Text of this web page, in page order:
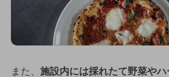
また、 施設内には採れたて野菜や